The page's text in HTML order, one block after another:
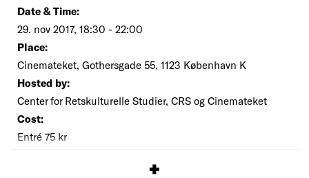
Date & Time:
29. nov 2017, 18:30 - 22:00
Place:
Cinemateket, Gothersgade 55, 1123 København K
Hosted by:
Center for Retskulturelle Studier, CRS og Cinemateket
Cost:
Entré 75 kr